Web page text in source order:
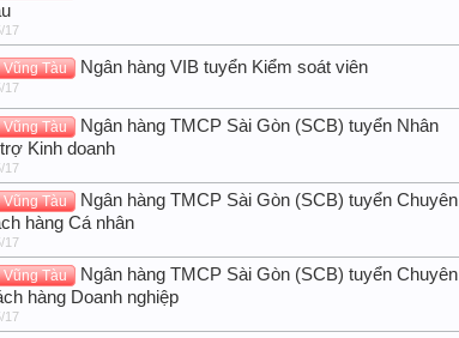
17
Vũng Tàu Ngân hàng VIB tuyển Kiểm soát viên
17
Vũng Tàu
Ngân hàng TMCP Sài Gòn (SCB) tuyển Nhân
Kinh doanh
17
Vũng Tàu
Ngân hàng TMCP Sài Gòn (SCB) tuyển Chuyên
hàng Cá nhân
17
Vũng Tàu
Ngân hàng TMCP Sài Gòn (SCB) tuyển Chuyên
hàng Doanh nghiệp
17